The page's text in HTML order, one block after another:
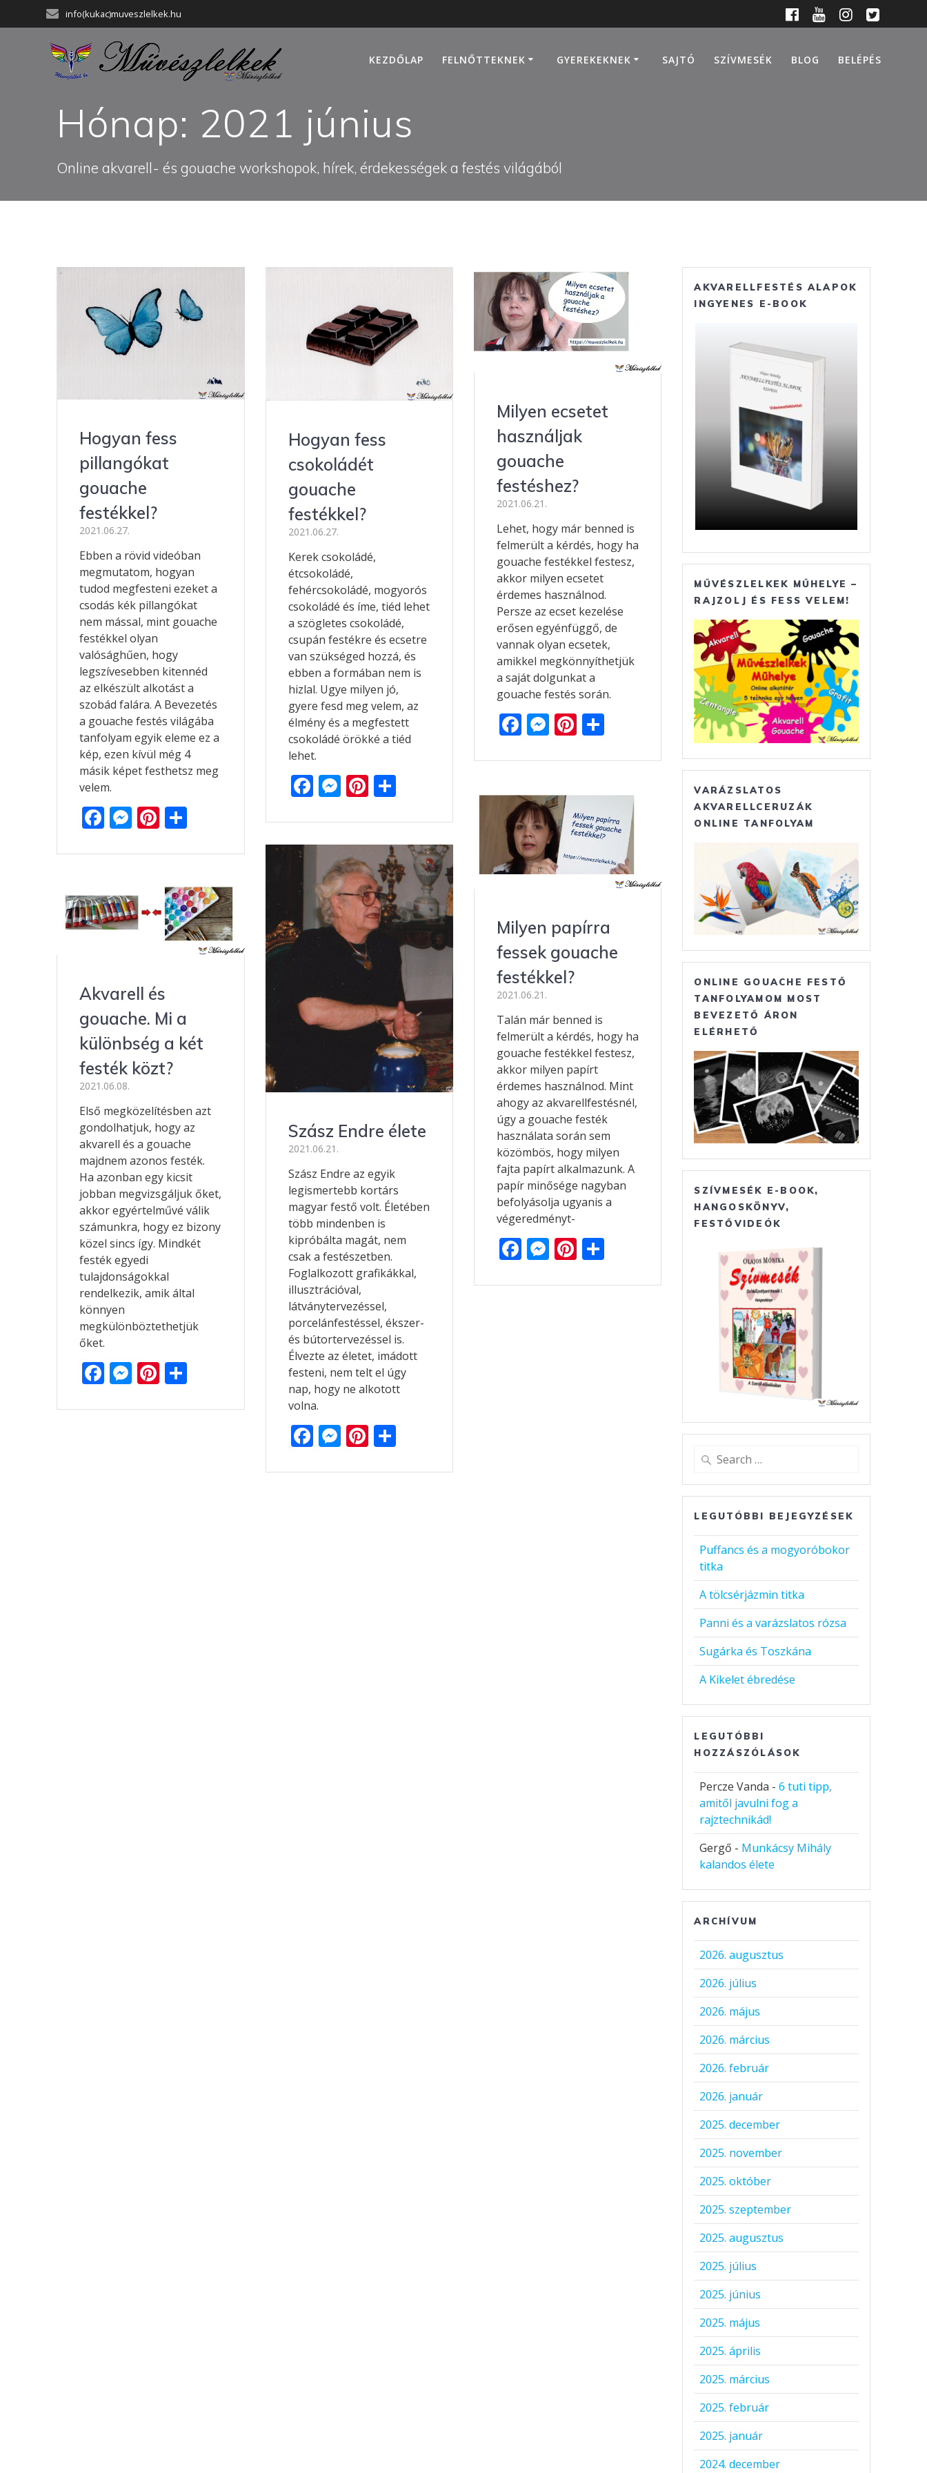
to
info(kukac)muveszlelkek.hu
KEZDŐLAP FELNŐTTEKNEK GYEREKEKNEK SAJTÓ SZÍVMESÉK BLOG BELÉPÉS
Hónap: 2021 június
Online akvarell- és gouache workshopok, hírek, érdekességek a festés világából
Hogyan fess
pillangókat
gouache
festékkel?
2021.06.27.
Ebben a rövid videóban
megmutatom, hogyan
tudod megfesteni ezeket a
csodás kék pillangókat
nem mással, mint gouache
festékkel olyan
valósághűen, hogy
legszívesebben kitennéd
az elkészült alkotást a
szobád falára. A Bevezetés
a gouache festés világába
tanfolyam egyik eleme ez a
kép, ezen kívül még 4
másik képet festhetsz meg
velem.
F
e
o
o
M
ss
n
g
Pi
er
e
st
za
m
e
g
Hogyan fess
csokoládét
gouache
festékkel?
2021.06.27.
Kerek csokoládé,
étcsokoládé,
fehércsokoládé, mogyorós
csokoládé és íme, tiéd lehet
a szögletes csokoládé,
csupán festékre és ecsetre
van szükséged hozzá, és
ebben a formában nem is
hizlal. Ugye milyen jó,
gyere fesd meg velem, az
élmény és a megfestett
csokoládé örökké a tiéd
lehet.
F
e
b
o
o
k
M
ss
e
n
g
er
Pi
er
e
st
O
za
m
e
g
Milyen ecsetet
használjak
gouache
festéshez?
2021.06.21.
Lehet, hogy már benned is
felmerült a kérdés, hogy ha
gouache festékkel festesz,
akkor milyen ecsetet
érdemes használnod.
Persze az ecset kezelése
erősen egyénfüggő, de
vannak olyan ecsetek,
amikkel megkönnyíthetjük
a saját dolgunkat a
gouache festés során.
F
e
b
o
o
k
M
ss
e
n
g
er
Pi
er
e
st
O
za
m
e
g
Milyen papírra
fessek gouache
festékkel?
2021.06.21.
Talán már benned is
felmerült a kérdés, hogy ha
gouache festékkel festesz,
akkor milyen papírt
érdemes használnod. Mint
ahogy az akvarellfestésnél,
úgy a gouache festék
használata során sem
közömbös, hogy milyen
fajta papírt alkalmazunk. A
papír minősége nagyban
befolyásolja ugyanis a
végeredményt-
F
e
M
ss
Pi
er
O
za
Szász Endre élete
2021.06.21.
Szász Endre az egyik
legismertebb kortárs
magyar festő volt. Életében
több mindenben is
kipróbálta magát, nem
csak a festészetben.
Foglalkozott grafikákkal,
illusztrációval,
látványtervezéssel,
porcelánfestéssel, ékszer-
és bútortervezéssel is.
Élvezte az életet, imádott
festeni, nem telt el úgy
nap, hogy ne alkotott
volna.
F
e
M
ss
Pi
er
O
za
Akvarell és
gouache. Mi a
különbség a két
festék közt?
2021.06.08.
Első megközelítésben azt
gondolhatjuk, hogy az
akvarell és a gouache
majdnem azonos festék.
Ha azonban egy kicsit
jobban megvizsgáljuk őket,
akkor egyértelművé válik
számunkra, hogy ez bizony
közel sincs így. Mindkét
festék egyedi
tulajdonságokkal
rendelkezik, amik által
könnyen
megkülönböztethetjük
őket.
F
e
M
ss
Pi
er za
AKVARELLFESTÉS ALAPOK
INGYENES E-BOOK
MŰVÉSZLELKEK MŰHELYE –
RAJZOLJ ÉS FESS VELEM!
VARÁZSLATOS
AKVARELLCERUZÁK
ONLINE TANFOLYAM
ONLINE GOUACHE FESTŐ
TANFOLYAMOM MOST
BEVEZETŐ ÁRON
ELÉRHETŐ
SZÍVMESÉK E-BOOK,
HANGOSKÖNYV,
FESTŐVIDEÓK
Search
LEGUTÓBBI BEJEGYZÉSEK
Puffancs és a mogyoróbokor
titka
A tölcsérjázmin titka
Panni és a varázslatos rózsa
Sugárka és Toszkána
A Kikelet ébredése
LEGUTÓBBI
HOZZÁSZÓLÁSOK
Percze Vanda -6 tuti tipp,
amitől javulni fog a
rajztechnikád!
Gergő - Munkácsy Mihály
kalandos élete
ARCHÍVUM
2026. augusztus
2026. július
2026. május
2026. március
2026. február
2026. január
2025. december
2025. november
2025. október
2025. szeptember
2025. augusztus
2025. július
2025. június
2025. május
2025. április
2025. március
2025. február
2025. január
2024. december